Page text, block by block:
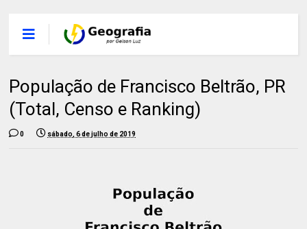
População de Francisco Beltrão, PR
(Total, Censo e Ranking)
0 sábado, 6 de julho de 2019